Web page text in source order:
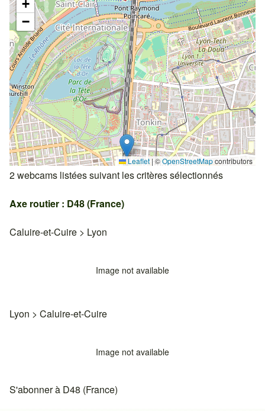
+
−
Leaflet |©OpenStreetMapcontributors
2 webcams listées suivant les critères sélectionnés
Axe routier : D48 (France)
Caluire-et-Cuire > Lyon
Image not available
Lyon > Caluire-et-Cuire
Image not available
S'abonner à D48 (France)